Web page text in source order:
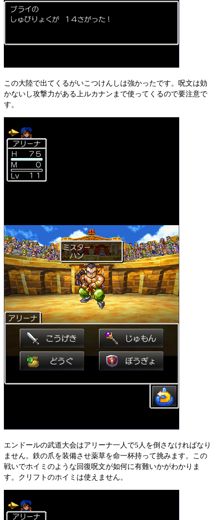
この大陸で出てくるがいこつけんしは強かったです。呪文は効
かないし攻撃力がある上ルカナンまで使ってくるので要注意で
す。
エンドールの武道大会はアリーナ一人で5人を倒さなければなり
ません。鉄の爪を装備させ薬草を命一杯持って挑みます。この
戦いでホイミのような回復呪文が如何に有難いかがわかりま
す。クリフトのホイミは使えません。